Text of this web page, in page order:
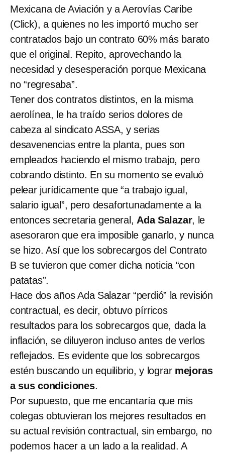
Mexicana de Aviación y a Aerovías Caribe
(Click), a quienes no les importó mucho ser
contratados bajo un contrato 60% más barato
que el original. Repito, aprovechando la
necesidad y desesperación porque Mexicana
no “regresaba”.
Tener dos contratos distintos, en la misma
aerolínea, le ha traído serios dolores de
cabeza al sindicato ASSA, y serias
desavenencias entre la planta, pues son
empleados haciendo el mismo trabajo, pero
cobrando distinto. En su momento se evaluó
pelear jurídicamente que “a trabajo igual,
salario igual”, pero desafortunadamente a la
entonces secretaria general, Ada Salazar, le
asesoraron que era imposible ganarlo, y nunca
se hizo. Así que los sobrecargos del Contrato
B se tuvieron que comer dicha noticia “con
patatas”.
Hace dos años Ada Salazar “perdió” la revisión
contractual, es decir, obtuvo pírricos
resultados para los sobrecargos que, dada la
inflación, se diluyeron incluso antes de verlos
reflejados. Es evidente que los sobrecargos
estén buscando un equilibrio, y lograr mejoras
a sus condiciones.
Por supuesto, que me encantaría que mis
colegas obtuvieran los mejores resultados en
su actual revisión contractual, sin embargo, no
podemos hacer a un lado a la realidad. A